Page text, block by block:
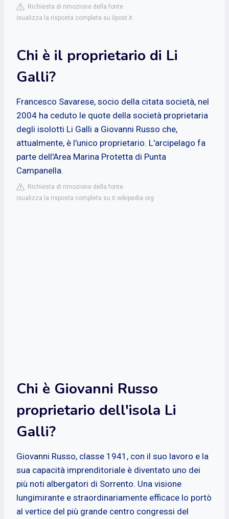
Richiesta di rimozione della fonte
isualizza la risposta completa su ilpost.it
Chi è il proprietario di Li
Galli?
Francesco Savarese, socio della citata società, nel
2004 ha ceduto le quote della società proprietaria
degli isolotti Li Galli a Giovanni Russo che,
attualmente, è l'unico proprietario. L'arcipelago fa
parte dell'Area Marina Protetta di Punta
Campanella.
Richiesta di rimozione della fonte
isualizza la risposta completa su it.wikipedia.org
Chi è Giovanni Russo
proprietario dell'isola Li
Galli?
Giovanni Russo, classe 1941, con il suo lavoro e la
sua capacità imprenditoriale è diventato uno dei
più noti albergatori di Sorrento. Una visione
lungimirante e straordinariamente efficace lo portò
al vertice del più grande centro congressi del